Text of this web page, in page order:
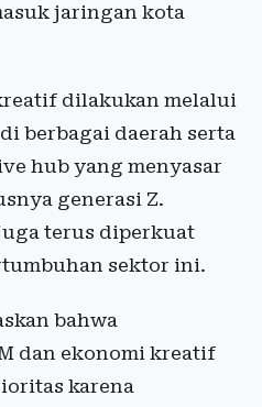
jaringan kota
dilakukan melalui
berbagai daerah serta
hub yang menyasar
generasi Z.
terus diperkuat
sektor ini.
bahwa
dan ekonomi kreatif
karena